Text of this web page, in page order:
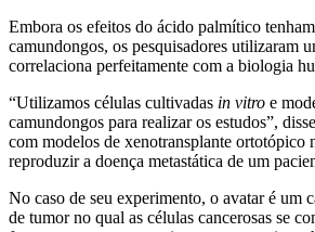
Embora os efeitos do ácido palmítico
camundongos, os pesquisadores utilizaram
correlaciona perfeitamente com a biologia
“Utilizamos células cultivadas in vitro e
camundongos para realizar os estudos”,
com modelos de xenotransplante ortotópico
reproduzir a doença metastática de um
No caso de seu experimento, o avatar é um
de tumor no qual as células cancerosas se